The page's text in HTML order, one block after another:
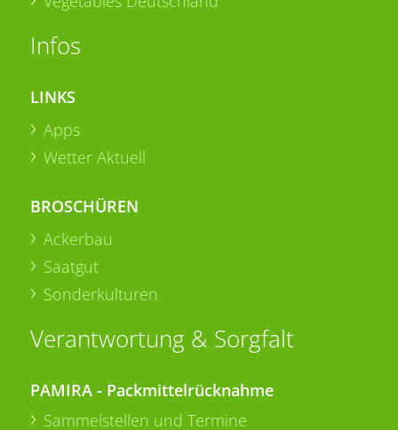
Infos
LINKS
Apps
Wetter Aktuell
BROSCHÜREN
Ackerbau
Saatgut
Sonderkulturen
Verantwortung & Sorgfalt
PAMIRA - Packmittelrücknahme
Sammelstellen und Termine